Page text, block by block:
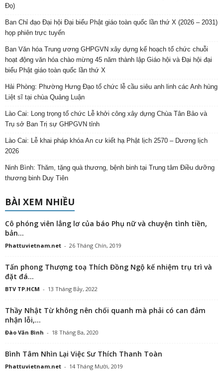
Đọ)
Ban Chỉ đạo Đại hội Đại biểu Phật giáo toàn quốc lần thứ X (2026 – 2031)
họp phiên trực tuyến
Ban Văn hóa Trung ương GHPGVN xây dựng kế hoạch tổ chức chuỗi
hoạt động văn hóa chào mừng 45 năm thành lập Giáo hội và Đại hội đại
biểu Phật giáo toàn quốc lần thứ X
Hải Phòng: Phường Hưng Đạo tổ chức lễ cầu siêu anh linh các Anh hùng
Liệt sĩ tại chùa Quảng Luận
Lào Cai: Long trọng tổ chức Lễ khởi công xây dựng Chùa Tân Bảo và
Trụ sở Ban Trị sự GHPGVN tỉnh
Lào Cai: Lễ khai pháp khóa An cư kiết hạ Phật lịch 2570 – Dương lịch
2026
Ninh Bình: Thăm, tặng quà thương, bệnh binh tại Trung tâm Điều dưỡng
thương binh Duy Tiên
BÀI XEM NHIỀU
Cô phóng viên lẳng lơ của báo Phụ nữ và chuyện tình tiền,
bản...
Phattuvietnam.net - 26 Tháng Chín, 2019
Tấn phong Thượng toạ Thích Đồng Ngộ kế nhiệm trụ trì và
đặt đá...
BTV TP.HCM - 13 Tháng Bảy, 2022
Thầy Nhật Từ không nên chối quanh mà phải có can đảm
nhận lỗi,...
Đào Văn Bình - 18 Tháng Ba, 2020
Bình Tâm Nhìn Lại Việc Sư Thích Thanh Toàn
Phattuvietnam.net - 14 Tháng Mười, 2019